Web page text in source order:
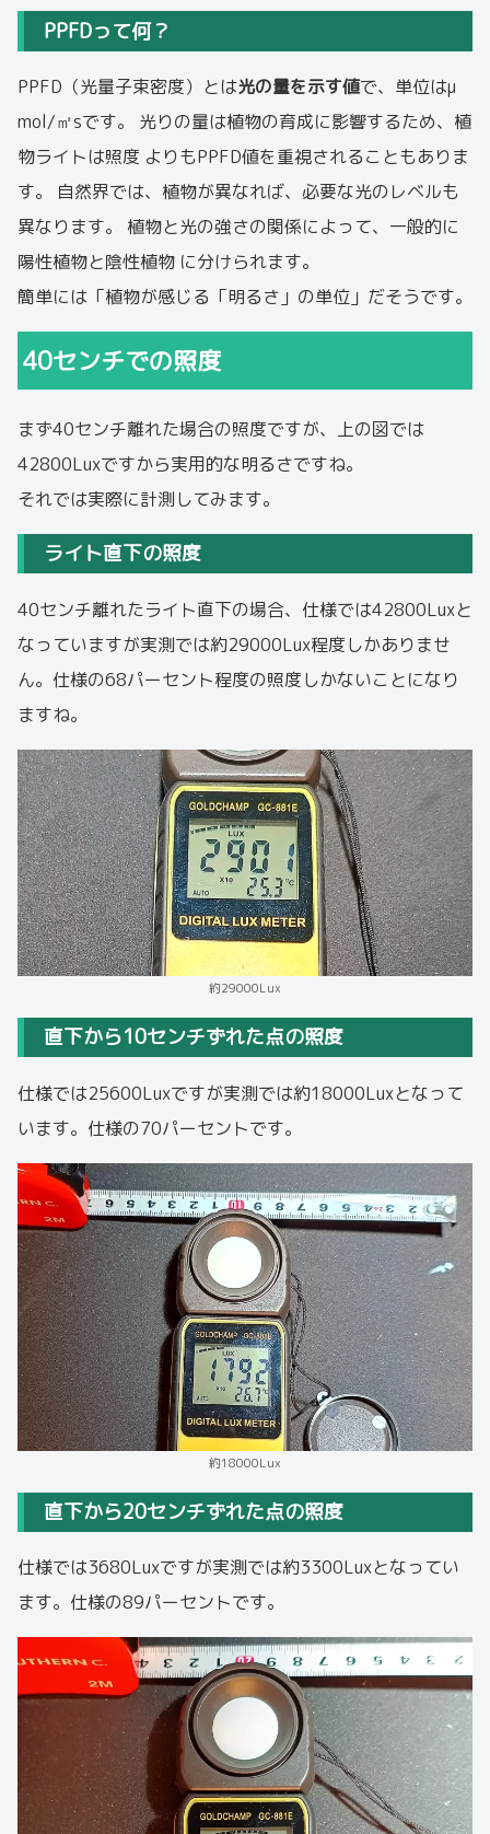
PPFDって何？
PPFD（光量子束密度）とは光の量を示す値で、単位はμ
mol/㎡sです。 光りの量は植物の育成に影響するため、植
物ライトは照度 よりもPPFD値を重視されることもありま
す。 自然界では、植物が異なれば、必要な光のレベルも
異なります。 植物と光の強さの関係によって、一般的に
陽性植物と陰性植物 に分けられます。
簡単には「植物が感じる「明るさ」の単位」だそうです。
40センチでの照度
まず40センチ離れた場合の照度ですが、上の図では
42800Luxですから実用的な明るさですね。
それでは実際に計測してみます。
ライト直下の照度
40センチ離れたライト直下の場合、仕様では42800Luxと
なっていますが実測では約29000Lux程度しかありませ
ん。仕様の68パーセント程度の照度しかないことになり
ますね。
約29000Lux
直下から10センチずれた点の照度
仕様では25600Luxですが実測では約18000Luxとなって
います。仕様の70パーセントです。
約18000Lux
直下から20センチずれた点の照度
仕様では3680Luxですが実測では約3300Luxとなってい
ます。仕様の89パーセントです。